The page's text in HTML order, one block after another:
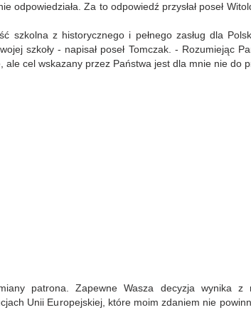
odpowiedziała. Za to odpowiedź przysłał poseł
szkolna z historycznego i pełnego zasług dla
szkoły - napisał poseł Tomczak. - Rozumiejąc
ale cel wskazany przez Państwa jest dla mnie nie do
patrona. Zapewne Wasza decyzja wynika z
Unii Europejskiej, które moim zdaniem nie